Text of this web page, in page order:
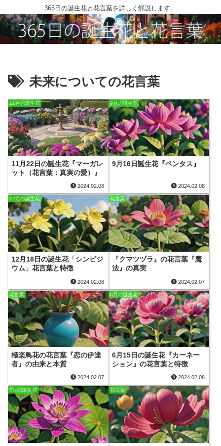
365日の誕生花と花言葉を詳しく解説します。
未来についての花言葉
11月の誕生花
11月22日の誕生花『マーガレ
ット（花言葉：真実の愛）』
2024.02.08
9月の誕生花
9月16日誕生花『ペンタス』
2024.02.08
12月の誕生花
12月18日の誕生花「シンビジ
ウム」花言葉と特徴
2024.02.08
花言葉
『クマツヅラ』の花言葉『魔
法』の真実
2024.02.07
花言葉
極楽鳥花の花言葉『恋の伊達
者』の由来と本質
2024.02.07
6月の誕生花
6月15日の誕生花『カーネー
ション』の花言葉と特徴
2024.02.08
6月の誕生花 花言葉